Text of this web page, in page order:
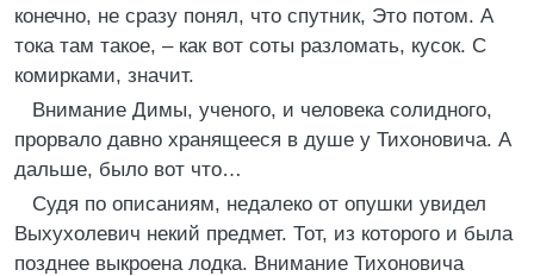
конечно, не сразу понял, что спутник, Это потом. А
тока там такое, – как вот соты разломать, кусок. С
комирками, значит.
Внимание Димы, ученого, и человека солидного,
прорвало давно хранящееся в душе у Тихоновича. А
дальше, было вот что…
Судя по описаниям, недалеко от опушки увидел
Выхухолевич некий предмет. Тот, из которого и была
позднее выкроена лодка. Внимание Тихоновича